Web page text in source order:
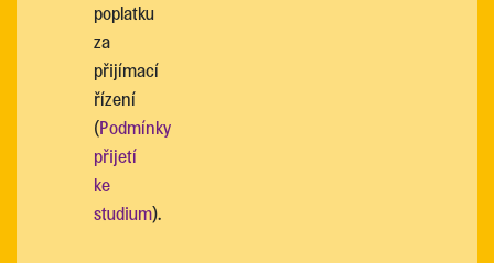
poplatku
za
přijímací
řízení
(Podmínky
přijetí
ke
studium).